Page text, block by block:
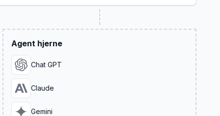
Agent hjerne
Chat GPT
Claude
Gemini